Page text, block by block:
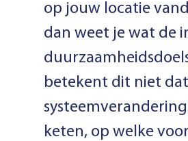
op jouw locatie
dan weet je wat de
betekent dit niet
keten, op welke